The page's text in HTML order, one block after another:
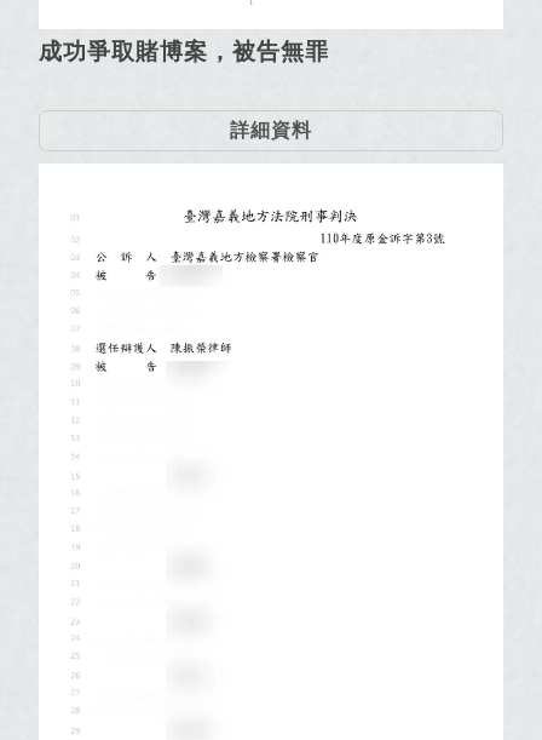
成功爭取賭博案，被告無罪
詳細資料